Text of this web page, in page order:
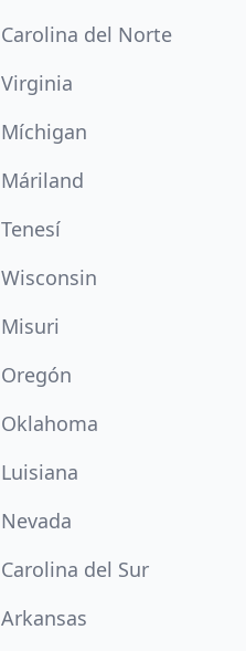
Carolina del Norte
Virginia
Míchigan
Máriland
Tenesí
Wisconsin
Misuri
Oregón
Oklahoma
Luisiana
Nevada
Carolina del Sur
Arkansas